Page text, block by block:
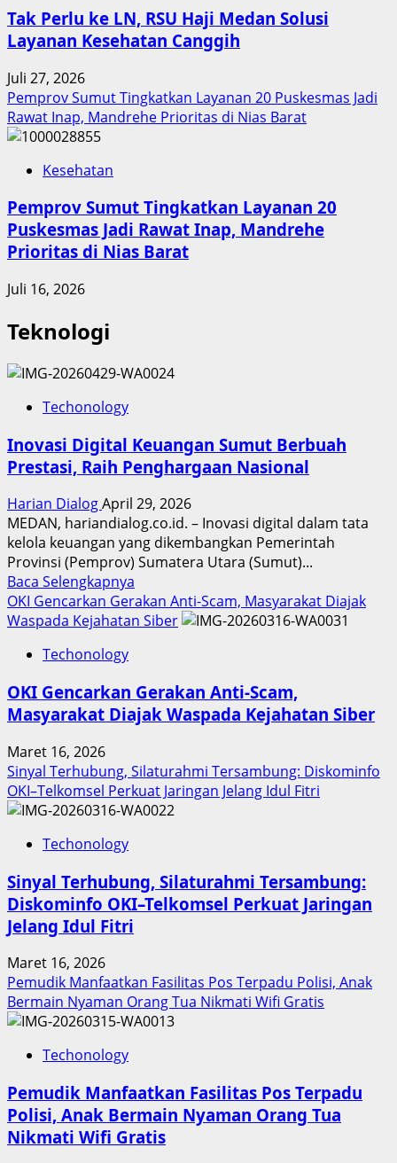
Tak Perlu ke LN, RSU Haji Medan Solusi
Layanan Kesehatan Canggih
Juli 27, 2026
Pemprov Sumut Tingkatkan Layanan 20 Puskesmas Jadi
Rawat Inap, Mandrehe Prioritas di Nias Barat
Kesehatan
Pemprov Sumut Tingkatkan Layanan 20
Puskesmas Jadi Rawat Inap, Mandrehe
Prioritas di Nias Barat
Juli 16, 2026
Teknologi
Techonology
Inovasi Digital Keuangan Sumut Berbuah
Prestasi, Raih Penghargaan Nasional
Harian DialogApril 29, 2026
MEDAN, hariandialog.co.id. – Inovasi digital dalam tata
kelola keuangan yang dikembangkan Pemerintah
Provinsi (Pemprov) Sumatera Utara (Sumut)...
Baca Selengkapnya
more
about
Sumut
Berbuah
Penghargaan
Nasional
OKI Gencarkan Gerakan Anti-Scam, Masyarakat Diajak
Waspada Kejahatan Siber
Techonology
OKI Gencarkan Gerakan Anti-Scam,
Masyarakat Diajak Waspada Kejahatan Siber
Maret 16, 2026
Sinyal Terhubung, Silaturahmi Tersambung: Diskominfo
OKI–Telkomsel Perkuat Jaringan Jelang Idul Fitri
Techonology
Sinyal Terhubung, Silaturahmi Tersambung:
Diskominfo OKI–Telkomsel Perkuat Jaringan
Jelang Idul Fitri
Maret 16, 2026
Pemudik Manfaatkan Fasilitas Pos Terpadu Polisi, Anak
Bermain Nyaman Orang Tua Nikmati Wifi Gratis
Techonology
Pemudik Manfaatkan Fasilitas Pos Terpadu
Polisi, Anak Bermain Nyaman Orang Tua
Nikmati Wifi Gratis